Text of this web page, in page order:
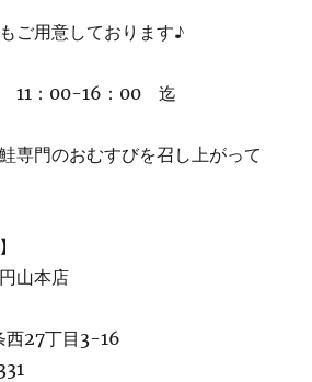
ご用意しております♪
11：00-16：00 迄
専門のおむすびを召し上がって
山本店
西27丁目3-16